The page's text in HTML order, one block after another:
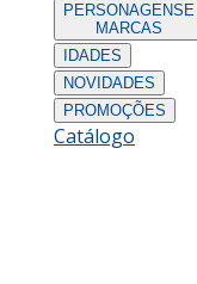
PERSONAGENS E
MARCAS
IDADES
NOVIDADES
PROMOÇÕES
Catálogo